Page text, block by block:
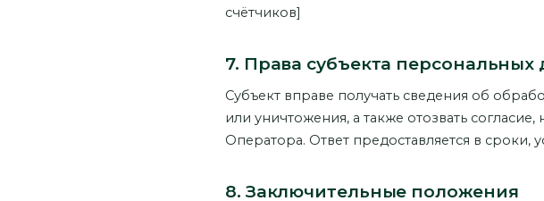
счётчиков]
7. Права субъекта персональных
Субъект вправе получать сведения об
или уничтожения, а также отозвать
Оператора. Ответ предоставляется в сроки,
8. Заключительные положения